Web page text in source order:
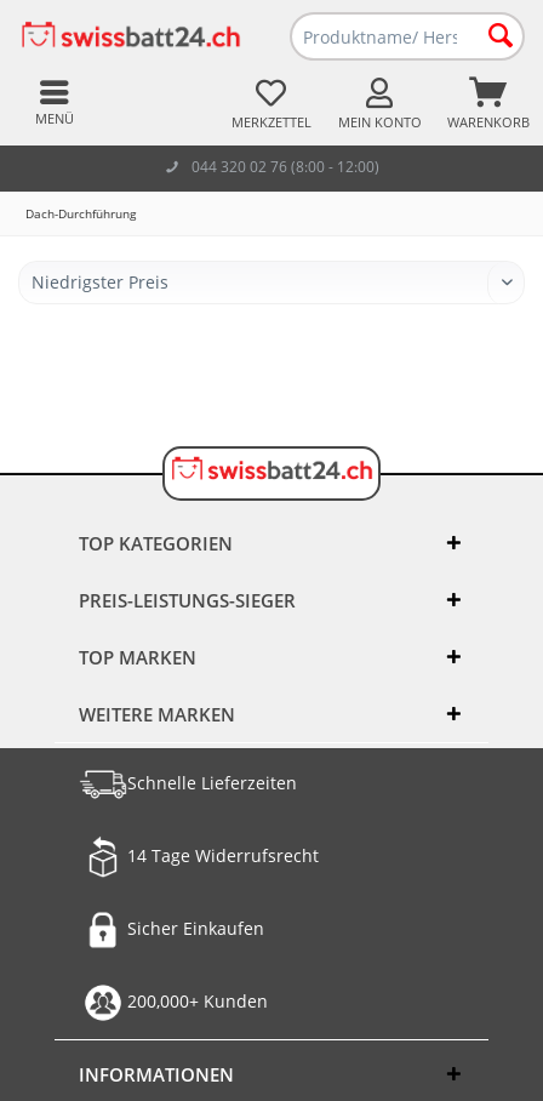
044 320 02 76 (8:00 - 12:00)
WARENKORB
MERKZETTEL MEIN KONTO
MENÜ
Dach-Durchführung
TOP KATEGORIEN
PREIS-LEISTUNGS-SIEGER
TOP MARKEN
WEITERE MARKEN
Schnelle Lieferzeiten
14 Tage Widerrufsrecht
Sicher Einkaufen
200,000+ Kunden
INFORMATIONEN